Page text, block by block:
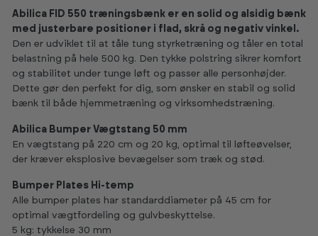
Abilica FID 550 træningsbænk er en solid og alsidig bænk
med justerbare positioner i flad, skrå og negativ vinkel.
Den er udviklet til at tåle tung styrketræning og tåler en total
belastning på hele 500 kg. Den tykke polstring sikrer komfort
og stabilitet under tunge løft og passer alle personhøjder.
Dette gør den perfekt for dig, som ønsker en stabil og solid
bænk til både hjemmetræning og virksomhedstræning.
Abilica Bumper Vægtstang 50 mm
En vægtstang på 220 cm og 20 kg, optimal til løfteøvelser,
der kræver eksplosive bevægelser som træk og stød.
Bumper Plates Hi-temp
Alle bumper plates har standarddiameter på 45 cm for
optimal vægtfordeling og gulvbeskyttelse.
5 kg: tykkelse 30 mm